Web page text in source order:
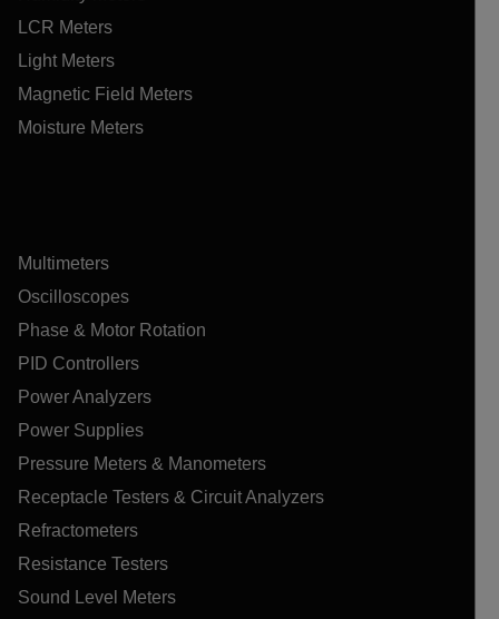
LCR Meters
Light Meters
Magnetic Field Meters
Moisture Meters
Multimeters
Oscilloscopes
Phase & Motor Rotation
PID Controllers
Power Analyzers
Power Supplies
Pressure Meters & Manometers
Receptacle Testers & Circuit Analyzers
Refractometers
Resistance Testers
Sound Level Meters